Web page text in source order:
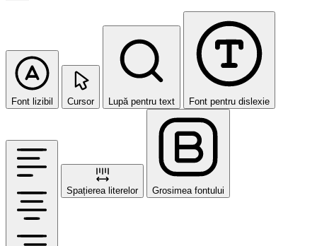
Font lizibil Cursor Lupă pentru text Font pentru dislexie
Spațierea literelor Grosimea fontului